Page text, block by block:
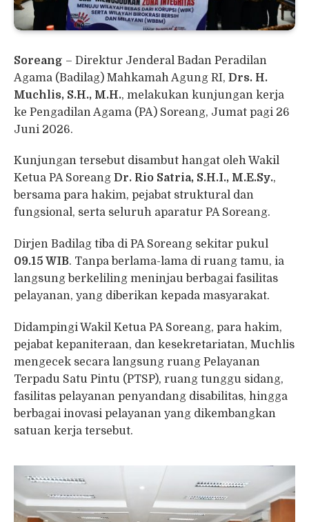
Soreang – Direktur Jenderal Badan Peradilan
Agama (Badilag) Mahkamah Agung RI, Drs. H.
Muchlis, S.H., M.H., melakukan kunjungan kerja
ke Pengadilan Agama (PA) Soreang, Jumat pagi 26
Juni 2026.
Kunjungan tersebut disambut hangat oleh Wakil
Ketua PA Soreang Dr. Rio Satria, S.H.I., M.E.Sy.,
bersama para hakim, pejabat struktural dan
fungsional, serta seluruh aparatur PA Soreang.
Dirjen Badilag tiba di PA Soreang sekitar pukul
09.15 WIB. Tanpa berlama-lama di ruang tamu, ia
langsung berkeliling meninjau berbagai fasilitas
pelayanan, yang diberikan kepada masyarakat.
Didampingi Wakil Ketua PA Soreang, para hakim,
pejabat kepaniteraan, dan kesekretariatan, Muchlis
mengecek secara langsung ruang Pelayanan
Terpadu Satu Pintu (PTSP), ruang tunggu sidang,
fasilitas pelayanan penyandang disabilitas, hingga
berbagai inovasi pelayanan yang dikembangkan
satuan kerja tersebut.